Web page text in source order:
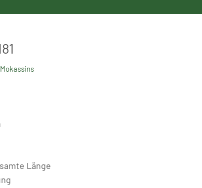
Länge